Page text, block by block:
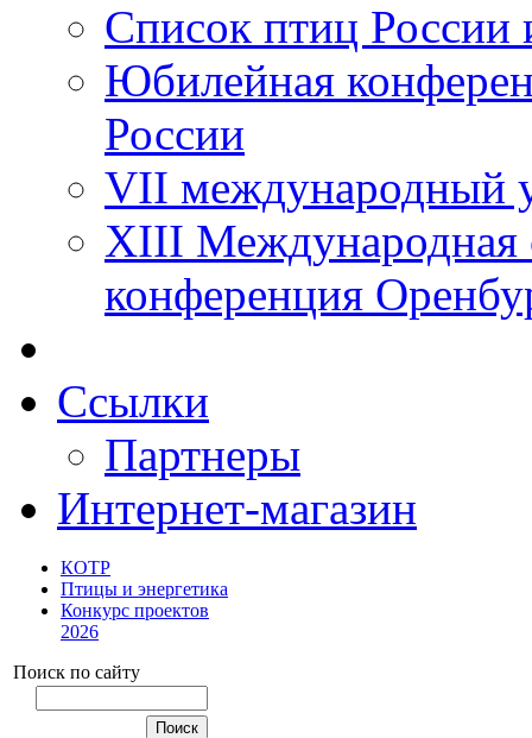
Список птиц России
Юбилейная
России
VII международный
XIII Международная
конференция
Ссылки
Партнеры
Интернет-магазин
КОТР
Птицы и энергетика
Конкурс проектов
2026
Поиск по сайту